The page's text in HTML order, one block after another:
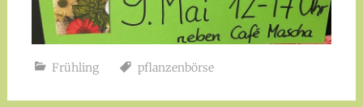
Frühling pflanzenbörse